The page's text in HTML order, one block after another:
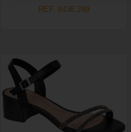
REF. 8436.249